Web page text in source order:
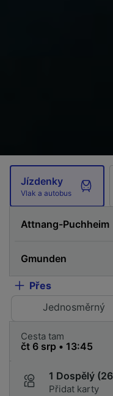
Jízdenky
Vlak a autobus
Přes
Jednosměrný
Cesta tam
1 Dospělý
Přidat karty